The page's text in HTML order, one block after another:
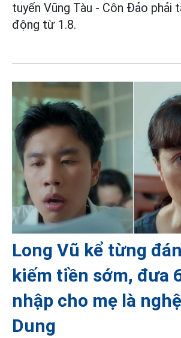
tuyến Vũng Tàu - Côn Đảo phải
động từ 1.8.
Long Vũ kể từng
kiếm tiền sớm, đưa
nhập cho mẹ là
Dung